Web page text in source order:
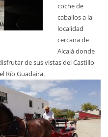
coche de
caballos a la
localidad
cercana de
Alcalá donde
de sus vistas del Castillo
Río Guadaira.